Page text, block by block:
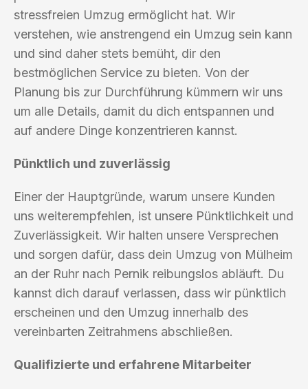
stressfreien Umzug ermöglicht hat. Wir
verstehen, wie anstrengend ein Umzug sein kann
und sind daher stets bemüht, dir den
bestmöglichen Service zu bieten. Von der
Planung bis zur Durchführung kümmern wir uns
um alle Details, damit du dich entspannen und
auf andere Dinge konzentrieren kannst.
Pünktlich und zuverlässig
Einer der Hauptgründe, warum unsere Kunden
uns weiterempfehlen, ist unsere Pünktlichkeit und
Zuverlässigkeit. Wir halten unsere Versprechen
und sorgen dafür, dass dein Umzug von Mülheim
an der Ruhr nach Pernik reibungslos abläuft. Du
kannst dich darauf verlassen, dass wir pünktlich
erscheinen und den Umzug innerhalb des
vereinbarten Zeitrahmens abschließen.
Qualifizierte und erfahrene Mitarbeiter